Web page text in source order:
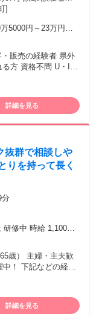
]
5000円～23万円※
年収】
販売の経験者 県外
方 資格不問 U・Iタ
詳細を見る
抜群で相談しや
りを持って長く
歳） 主婦・主夫歓
！ 下記などの経験
の 理容師/美容師
などの経験
詳細を見る